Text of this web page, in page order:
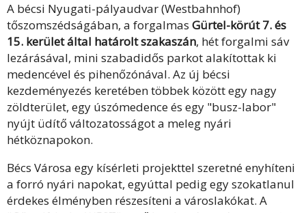
A bécsi Nyugati-pályaudvar (Westbahnhof)
tőszomszédságában, a forgalmas Gürtel-körút 7. és
15. kerület által határolt szakaszán, hét forgalmi sáv
lezárásával, mini szabadidős parkot alakítottak ki
medencével és pihenőzónával. Az új bécsi
kezdeményezés keretében többek között egy nagy
zöldterület, egy úszómedence és egy "busz-labor"
nyújt üdítő változatosságot a meleg nyári
hétköznapokon.
Bécs Városa egy kísérleti projekttel szeretné enyhíteni
a forró nyári napokat, egyúttal pedig egy szokatlanul
érdekes élményben részesíteni a városlakókat. A